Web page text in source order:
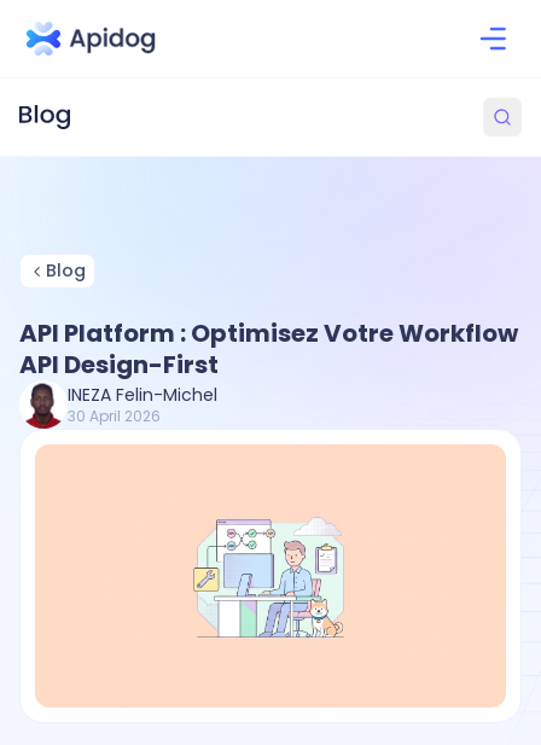
Blog
API Platform : Optimisez Votre Workflow
API Design-First
INEZA Felin-Michel
30 April 2026